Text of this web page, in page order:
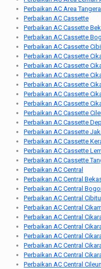
Perbaikan AC Area
Perbaikan AC Cassette
Perbaikan AC Cassette
Perbaikan AC Cassette
Perbaikan AC Cassette
Perbaikan AC Cassette
Perbaikan AC Cassette
Perbaikan AC Cassette
Perbaikan AC Cassette
Perbaikan AC Cassette
Perbaikan AC Cassette
Perbaikan AC Cassette
Perbaikan AC Cassette
Perbaikan AC Cassette
Perbaikan AC Cassette
Perbaikan AC Cassette
Perbaikan AC Cassette
Perbaikan AC Central
Perbaikan AC Central
Perbaikan AC Central
Perbaikan AC Central
Perbaikan AC Central
Perbaikan AC Central
Perbaikan AC Central
Perbaikan AC Central
Perbaikan AC Central
Perbaikan AC Central
Perbaikan AC Central